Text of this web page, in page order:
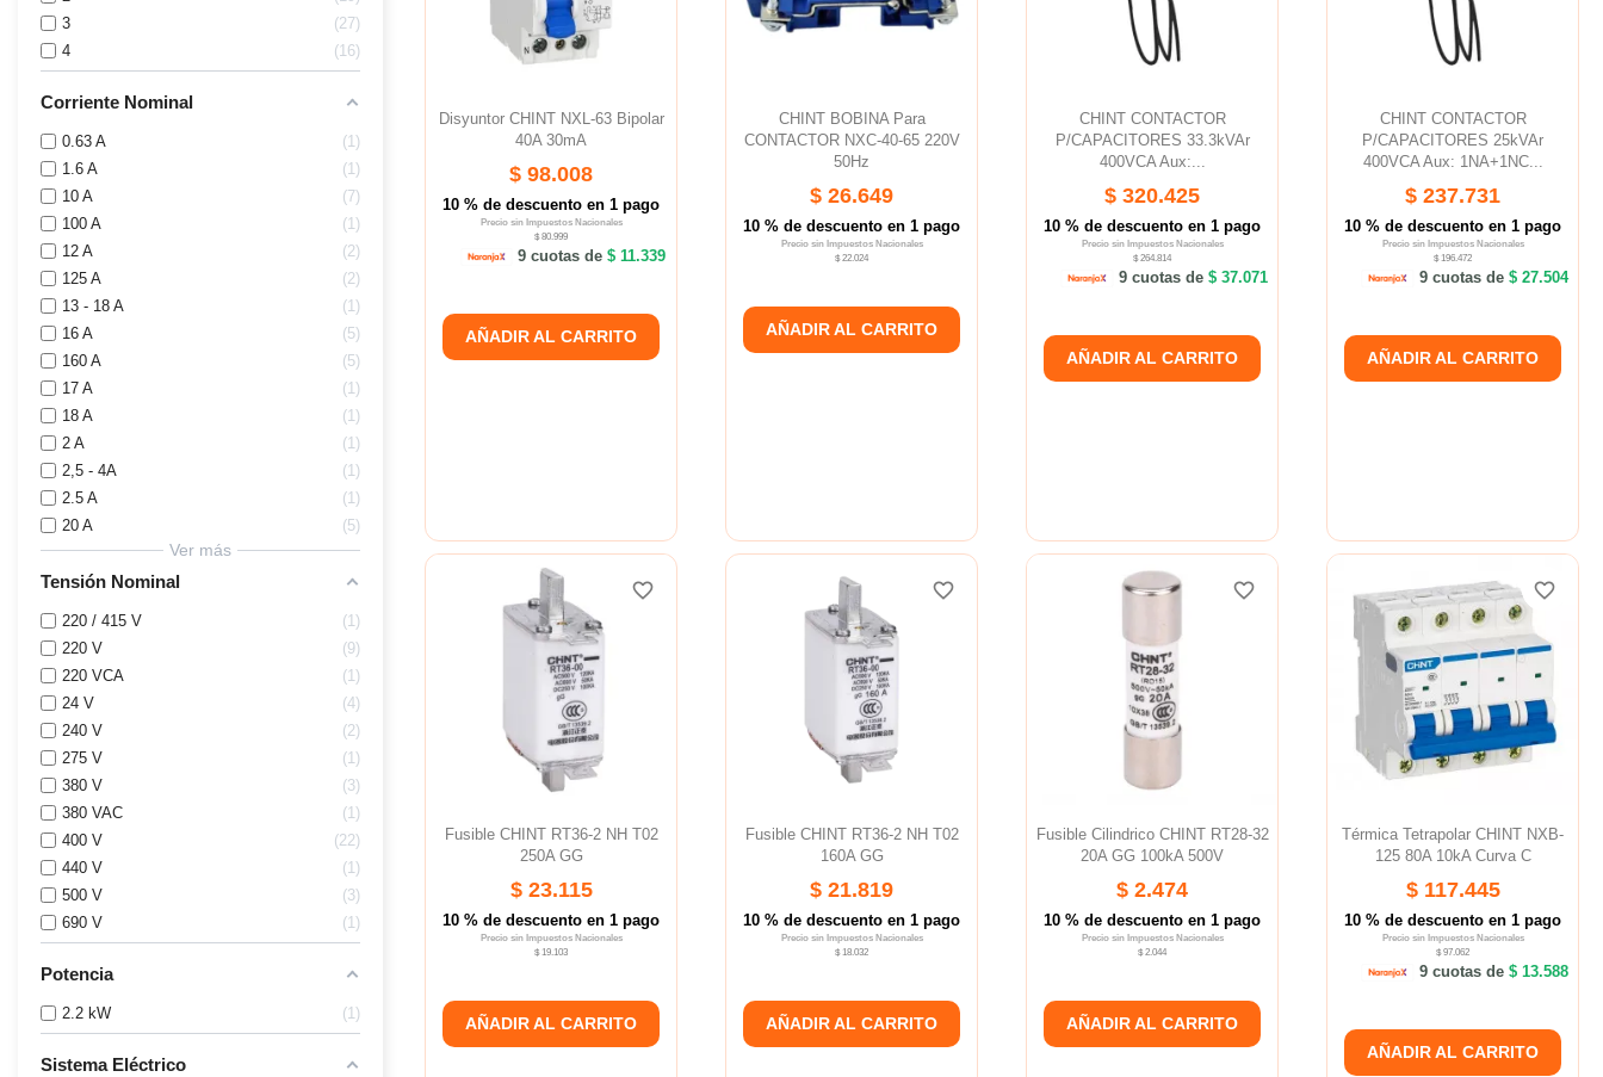
3
27
4
16
Corriente Nominal
0.63 A
1
1.6 A
1
10 A
7
100 A
1
12 A
2
125 A
2
13 - 18 A
1
16 A
5
160 A
5
17 A
1
18 A
1
2 A
1
2,5 - 4A
1
2.5 A
1
20 A
5
Ver más
Tensión Nominal
220 / 415 V
1
220 V
9
220 VCA
1
24 V
4
240 V
2
275 V
1
380 V
3
380 VAC
1
400 V
22
440 V
1
500 V
3
690 V
1
Potencia
2.2 kW 1
Sistema Eléctrico
Disyuntor CHINT NXL-63 Bipolar
40A 30mA
$ 98.008
10 % de descuento en 1 pago
Precio sin Impuestos Nacionales
$ 80.999
9 cuotas de$ 11.339
AÑADIR AL CARRITO
CHINT BOBINA Para
CONTACTOR NXC-40-65 220V
50Hz
$ 26.649
10 % de descuento en 1 pago
Precio sin Impuestos Nacionales
$ 22.024
AÑADIR AL CARRITO
CHINT CONTACTOR
P/CAPACITORES 33.3kVAr
400VCA Aux:...
$ 320.425
10 % de descuento en 1 pago
Precio sin Impuestos Nacionales
$ 264.814
9 cuotas de $ 37.071
AÑADIR AL CARRITO
CHINT CONTACTOR
P/CAPACITORES 25kVAr
400VCA Aux: 1NA+1NC...
$ 237.731
10 % de descuento en 1 pago
Precio sin Impuestos Nacionales
$ 196.472
9 cuotas de $ 27.504
AÑADIR AL CARRITO
Fusible CHINT RT36-2 NH T02
250A GG
$ 23.115
10 % de descuento en 1 pago
Precio sin Impuestos Nacionales
$ 19.103
AÑADIR AL CARRITO
favorite_border
favorite_border
favorite_border
Fusible CHINT RT36-2 NH T02
160A GG
$ 21.819
10 % de descuento en 1 pago
Precio sin Impuestos Nacionales
$ 18.032
AÑADIR AL CARRITO
favorite_border
favorite_border
favorite_border
Fusible Cilindrico CHINT RT28-32
20A GG 100kA 500V
$ 2.474
10 % de descuento en 1 pago
Precio sin Impuestos Nacionales
$ 2.044
AÑADIR AL CARRITO
favorite_border
favorite_border
favorite_border
Térmica Tetrapolar CHINT NXB-
125 80A 10kA Curva C
$ 117.445
10 % de descuento en 1 pago
Precio sin Impuestos Nacionales
$ 97.062
9 cuotas de $ 13.588
AÑADIR AL CARRITO
favorite_border
favorite_border
favorite_border